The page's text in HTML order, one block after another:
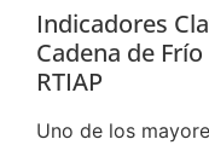
Indicadores
Cadena de
RTIAP
Uno de los